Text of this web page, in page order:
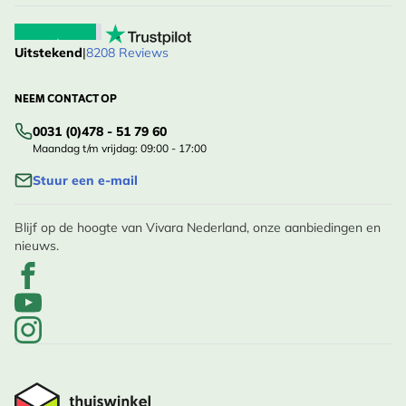
best mogelijke start in het leven geeft.
Klaar om je volgende pimpelmezenfamilie te
Uitstekend|8208 Reviews
NEEM CONTACT OP
0031 (0)478 - 51 79 60
Maandag t/m vrijdag: 09:00 - 17:00
Stuur een e-mail
Blijf op de hoogte van Vivara Nederland, onze aanbiedingen en
nieuws.